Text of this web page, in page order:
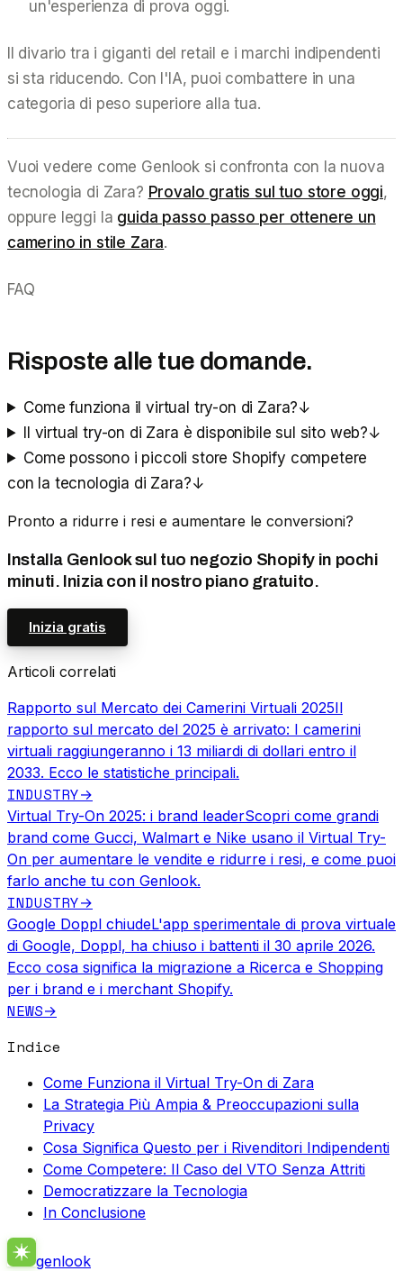
un'esperienza di prova oggi.
Il divario tra i giganti del retail e i marchi indipendenti
si sta riducendo. Con l'IA, puoi combattere in una
categoria di peso superiore alla tua.
Vuoi vedere come Genlook si confronta con la nuova
tecnologia di Zara? Provalo gratis sul tuo store oggi,
oppure leggi la guida passo passo per ottenere un
camerino in stile Zara.
FAQ
Risposte alle tue domande.
Come funziona il virtual try-on di Zara?↓
Il virtual try-on di Zara è disponibile sul sito web?↓
Come possono i piccoli store Shopify competere
con la tecnologia di Zara?↓
Pronto a ridurre i resi e aumentare le conversioni?
Installa Genlook sul tuo negozio Shopify in pochi
minuti. Inizia con il nostro piano gratuito.
Inizia gratis
Articoli correlati
Rapporto sul Mercato dei Camerini Virtuali 2025Il
rapporto sul mercato del 2025 è arrivato: I camerini
virtuali raggiungeranno i 13 miliardi di dollari entro il
2033. Ecco le statistiche principali.
INDUSTRY→
Virtual Try-On 2025: i brand leaderScopri come grandi
brand come Gucci, Walmart e Nike usano il Virtual Try-
On per aumentare le vendite e ridurre i resi, e come puoi
farlo anche tu con Genlook.
INDUSTRY→
Google Doppl chiudeL'app sperimentale di prova virtuale
di Google, Doppl, ha chiuso i battenti il 30 aprile 2026.
Ecco cosa significa la migrazione a Ricerca e Shopping
per i brand e i merchant Shopify.
NEWS→
Indice
Come Funziona il Virtual Try-On di Zara
La Strategia Più Ampia & Preoccupazioni sulla
Privacy
Cosa Significa Questo per i Rivenditori Indipendenti
Come Competere: Il Caso del VTO Senza Attriti
Democratizzare la Tecnologia
In Conclusione
genlook